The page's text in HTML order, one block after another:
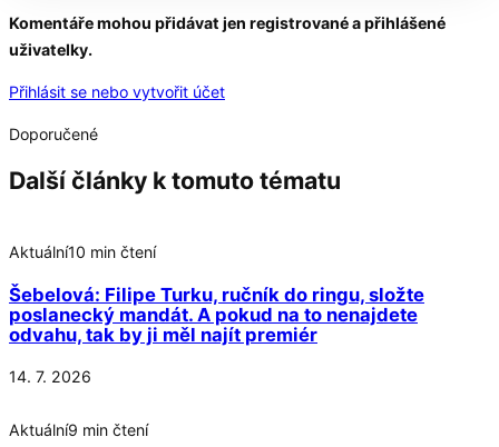
Pokračování článku po kliknutí
Komentáře mohou přidávat jen registrované a přihlášené
uživatelky.
Přihlásit se nebo vytvořit účet
Doporučené
Další články k tomuto tématu
Aktuální10 min čtení
Šebelová: Filipe Turku, ručník do ringu, složte
poslanecký mandát. A pokud na to nenajdete
odvahu, tak by ji měl najít premiér
14. 7. 2026
Aktuální9 min čtení